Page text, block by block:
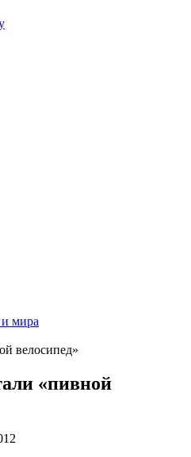
мира
велосипед»
«пивной